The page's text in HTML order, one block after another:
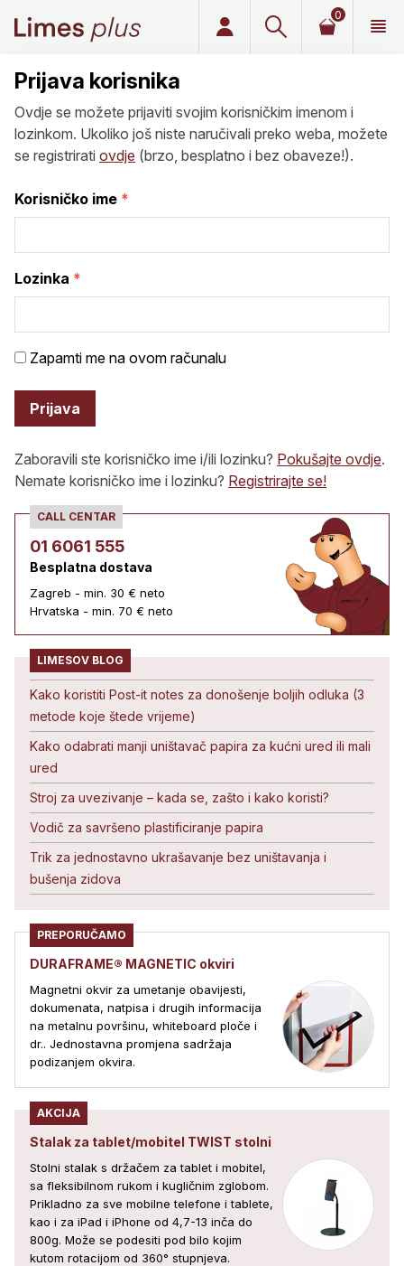
0
Prijava korisnika
Ovdje se možete prijaviti svojim korisničkim imenom i
lozinkom. Ukoliko još niste naručivali preko weba, možete
se registrirati ovdje (brzo, besplatno i bez obaveze!).
Korisničko ime
Lozinka
Zapamti me na ovom računalu
Prijava
Zaboravili ste korisničko ime i/ili lozinku? Pokušajte ovdje.
Nemate korisničko ime i lozinku? Registrirajte se!
CALL CENTAR
01 6061 555
Besplatna dostava
Zagreb - min. 30 € neto
Hrvatska - min. 70 € neto
LIMESOV BLOG
Kako koristiti Post-it notes za donošenje boljih odluka (3
metode koje štede vrijeme)
Kako odabrati manji uništavač papira za kućni ured ili mali
ured
Stroj za uvezivanje – kada se, zašto i kako koristi?
Vodič za savršeno plastificiranje papira
Trik za jednostavno ukrašavanje bez uništavanja i
bušenja zidova
PREPORUČAMO
DURAFRAME® MAGNETIC okviri
Magnetni okvir za umetanje obavijesti,
dokumenata, natpisa i drugih informacija
na metalnu površinu, whiteboard ploče i
dr.. Jednostavna promjena sadržaja
podizanjem okvira.
AKCIJA
Stalak za tablet/mobitel TWIST stolni
Stolni stalak s držačem za tablet i mobitel,
sa fleksibilnom rukom i kugličnim zglobom.
Prikladno za sve mobilne telefone i tablete,
kao i za iPad i iPhone od 4,7-13 inča do
800g. Može se podesiti pod bilo kojim
kutom rotacijom od 360° stupnjeva.